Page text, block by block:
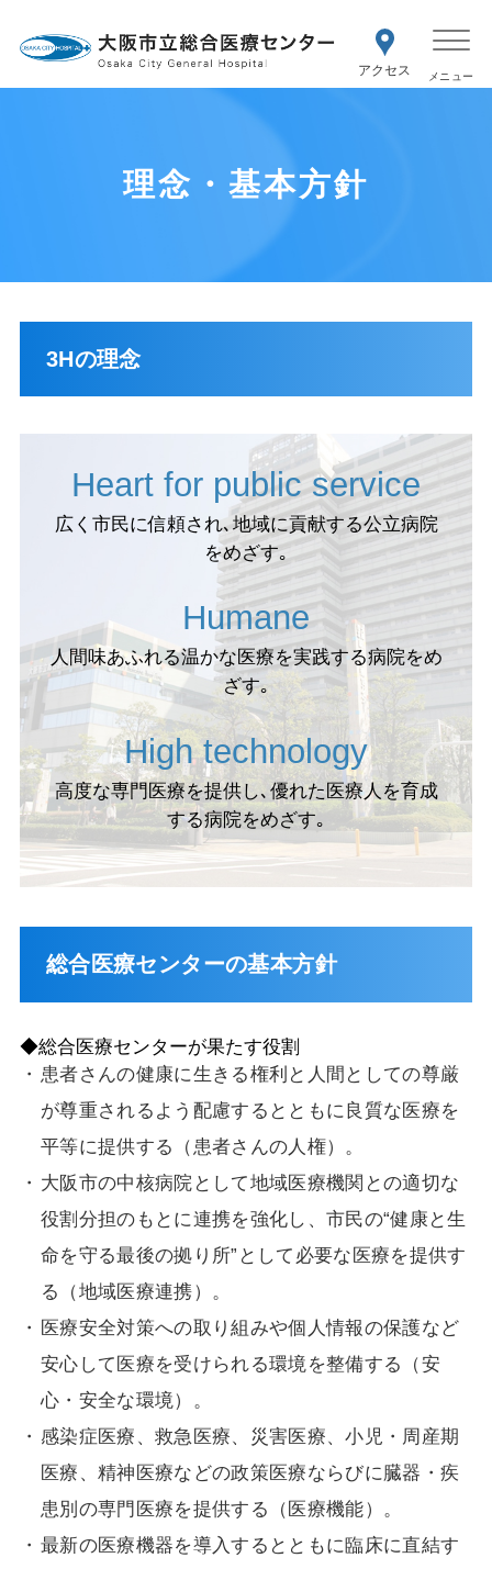
セス
理念・基本方針
3Hの理念
Heart for public service
広く市民に信頼され､地域に貢献する公立病院
をめざす｡
Humane
人間味あふれる温かな医療を実践する病院をめ
ざす｡
High technology
高度な専門医療を提供し､優れた医療人を育成
する病院をめざす｡
総合医療センターの基本方針
◆総合医療センターが果たす役割
患者さんの健康に生きる権利と人間としての尊厳
が尊重されるよう配慮するとともに良質な医療を
平等に提供する（患者さんの人権）。
大阪市の中核病院として地域医療機関との適切な
役割分担のもとに連携を強化し、市民の“健康と生
命を守る最後の拠り所”として必要な医療を提供す
る（地域医療連携）。
医療安全対策への取り組みや個人情報の保護など
安心して医療を受けられる環境を整備する（安
心・安全な環境）。
感染症医療、救急医療、災害医療、小児・周産期
医療、精神医療などの政策医療ならびに臓器・疾
患別の専門医療を提供する（医療機能）。
最新の医療機器を導入するとともに臨床に直結す
紹介状をお持ちの方はこちら
再診の予約変更はこちら